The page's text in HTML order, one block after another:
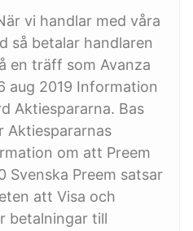
vi handlar med våra
så betalar handlaren
en träff som Avanza
aug 2019 Information
Aktiespararna. Bas
Aktiespararnas
om att Preem
Preem satsar
att Visa och
betalningar till